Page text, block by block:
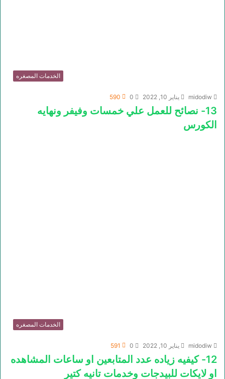
الخدمات المصغره
midodiw يناير 10, 2022 0
590
13- نصائح للعمل علي خمسات وفيفر ونهايه
الكورس
الخدمات المصغره
midodiw يناير 10, 2022 0
591
12- كيفيه زياده عدد المتابعين او ساعات المشاهده
او لايكات للبيدجات وخدمات تانيه كتير